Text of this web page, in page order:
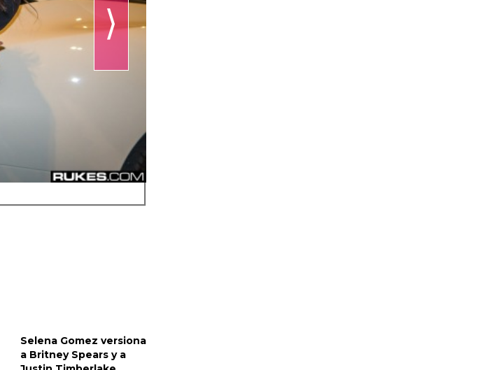
⟩
Selena Gomez versiona
a Britney Spears y a